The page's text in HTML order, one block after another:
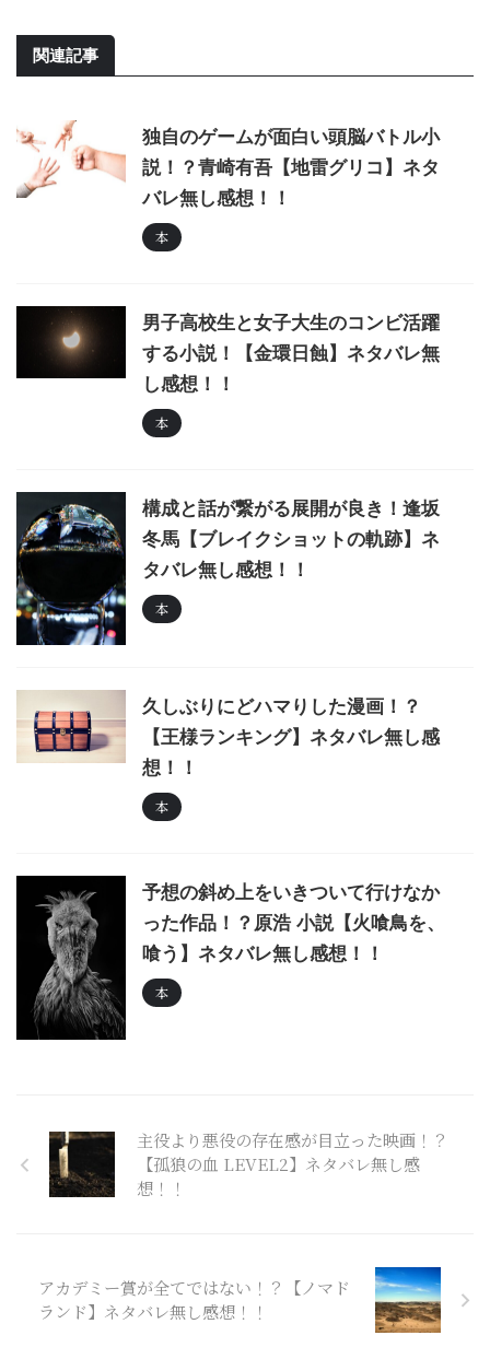
関連記事
独自のゲームが面白い頭脳バトル小
説！？青崎有吾【地雷グリコ】ネタ
バレ無し感想！！
本
男子高校生と女子大生のコンビ活躍
する小説！【金環日蝕】ネタバレ無
し感想！！
本
構成と話が繋がる展開が良き！逢坂
冬馬【ブレイクショットの軌跡】ネ
タバレ無し感想！！
本
久しぶりにどハマりした漫画！？
【王様ランキング】ネタバレ無し感
想！！
本
予想の斜め上をいきついて行けなか
った作品！？原浩 小説【火喰鳥を、
喰う】ネタバレ無し感想！！
本
主役より悪役の存在感が目立った映画！？
【孤狼の血 LEVEL2】ネタバレ無し感
想！！
アカデミー賞が全てではない！？【ノマド
ランド】ネタバレ無し感想！！